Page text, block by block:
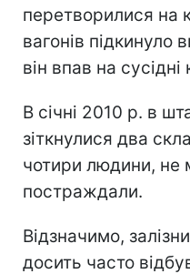
перетворилися на
вагонів підкинуло
він впав на сусідні
В січні 2010 р. в
зіткнулися два
чотири людини, не
постраждали.
Відзначимо,
досить часто